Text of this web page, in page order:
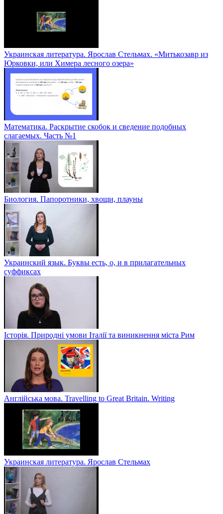
Украинская литература. Ярослав Стельмах. «Митькозавр из
Юрковки, или Химера лесного озера»
Математика. Раскрытие скобок и сведение подобных
слагаемых. Часть №1
Биология. Папоротники, хвощи, плауны
Украинский язык. Буквы есть, о, и в прилагательных
суффиксах
Історія. Природні умови Італії та виникнення міста Рим
Англійська мова. Travelling to Great Britain. Writing
Украинская литература. Ярослав Стельмах